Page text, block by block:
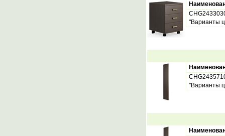
"Варианты
"Варианты